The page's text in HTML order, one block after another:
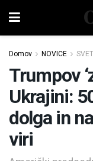
Domov NOVICE SVET
Trumpov
Ukrajini:
dolga in
viri